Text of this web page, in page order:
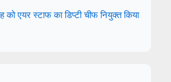
को एयर स्टाफ का डिप्टी चीफ नियुक्त किया